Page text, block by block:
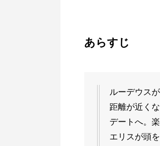
あらすじ
ルーデウス
距離が近く
デートへ。
エリスが頭